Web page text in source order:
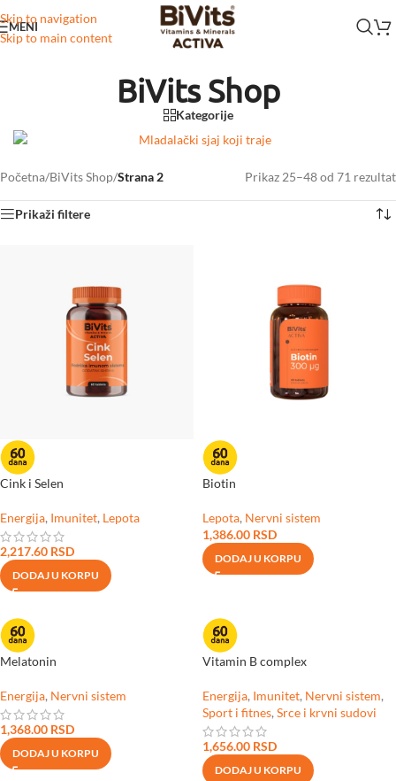
Skip to navigation
Skip to main content
MENI
BiVits Shop
Kategorije
Početna/BiVits Shop/Strana 2 Prikaz 25–48 od 71 rezultat
Prikaži filtere
Cink i Selen
Energija, Imunitet, Lepota
2,217.60 RSD
DODAJ U KORPU
Biotin
Lepota, Nervni sistem
1,386.00 RSD
DODAJ U KORPU
Melatonin
Energija, Nervni sistem
1,368.00 RSD
DODAJ U KORPU
Vitamin B complex
Energija, Imunitet, Nervni sistem,
Sport i fitnes, Srce i krvni sudovi
1,656.00 RSD
DODAJ U KORPU